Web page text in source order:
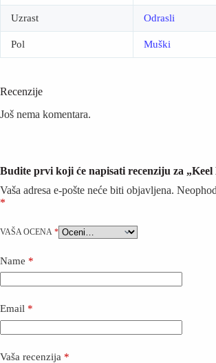
Uzrast Odrasli
Pol Muški
Recenzije
Još nema komentara.
Budite prvi koji će napisati recenziju za
Vaša adresa e-pošte neće biti objavljena.
*
VAŠA OCENA *
Name *
Email *
Vaša recenzija *